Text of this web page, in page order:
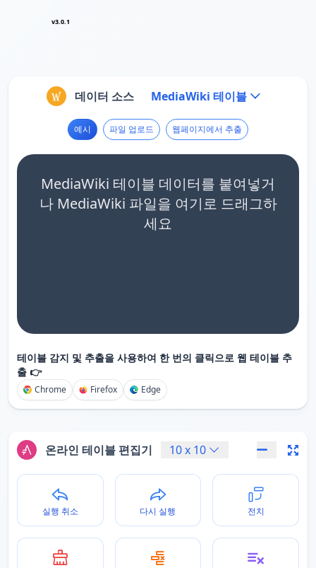
v3.0.1
데이터 소스 MediaWiki 테이블
예시 파일 업로드 웹페이지에서 추출
MediaWiki 테이블 데이터를 붙여넣거
나 MediaWiki 파일을 여기로 드래그하
세요
테이블 감지 및 추출을 사용하여 한 번의 클릭으로 웹 테이블 추
출 👉
Chrome Firefox Edge
온라인 테이블 편집기 10x 10
실행 취소 다시 실행 전치